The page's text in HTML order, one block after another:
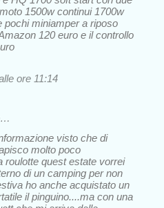
1500w continui 1700w
pochi miniamper a riposo
120 euro e il controllo
ore 11:14
visto che di
molto poco
roulotte quest estate vorrei
di un camping per non
ho anche acquistato un
il pinguino....ma con una